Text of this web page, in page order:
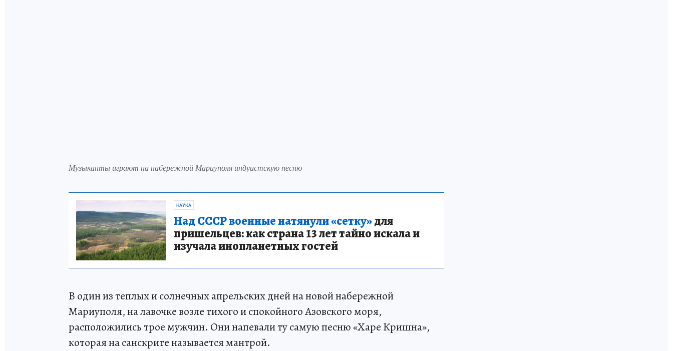
Музыканты играют на набережной Мариуполя индуистскую песню
НАУКА
Над СССР военные натянули «сетку»для
пришельцев: как страна 13 лет тайно искала и
изучала инопланетных гостей
В один из теплых и солнечных апрельских дней на новой набережной
Мариуполя, на лавочке возле тихого и спокойного Азовского моря,
расположились трое мужчин. Они напевали ту самую песню «Харе Кришна»,
которая на санскрите называется мантрой.